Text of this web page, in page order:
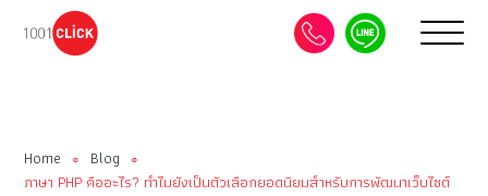
Home ∘ Blog ∘
ภาษา PHP คืออะไร? ทำไมยังเป็นตัวเลือกยอดนิยมสำหรับการพัฒนาเว็บไซต์